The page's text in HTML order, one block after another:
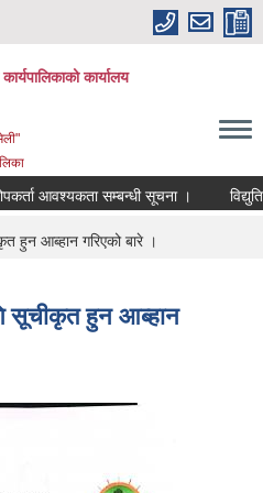
कार्यालय
आवश्यकता सम्बन्धी सूचना । विद्युतिय
हुन आब्हान गरिएको बारे ।
सूचीकृत हुन आब्हान